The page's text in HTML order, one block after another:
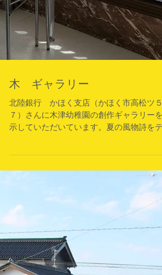
木 ギャラリー
北陸銀行 かほく支店（かほく市高松ツ５
示していただいています。夏の風物詩をテ
ただければと思います。展示スペースが限
れていますので、入れ替えて展示していた
いています。お楽しみに。...